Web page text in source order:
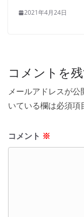
2021年4月24日
コメントを
メールアドレスが公
いている欄は必須項
コメント ※